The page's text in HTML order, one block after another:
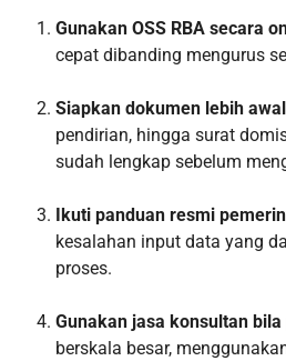
Gunakan OSS RBA secara
cepat dibanding mengurus
Siapkan dokumen lebih awal
pendirian, hingga surat
sudah lengkap sebelum
Ikuti panduan resmi
kesalahan input data yang
proses.
Gunakan jasa konsultan
berskala besar,